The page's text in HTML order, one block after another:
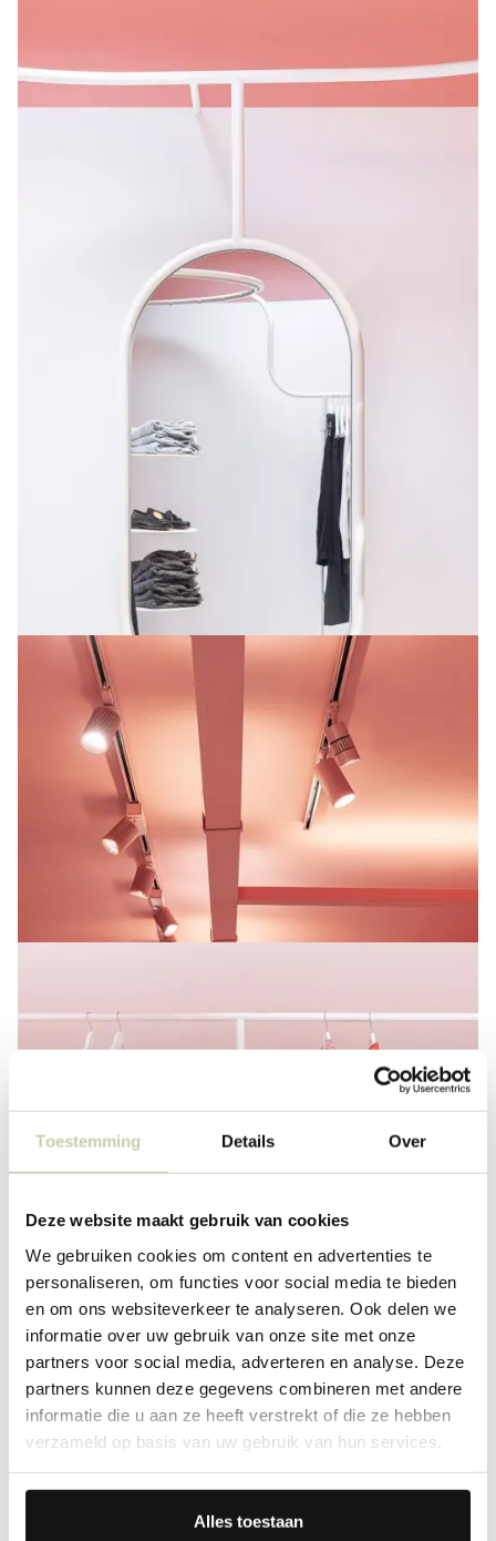
Toestemming Details Over
Deze website maakt gebruik van cookies
We gebruiken cookies om content en advertenties te
personaliseren, om functies voor social media te bieden
en om ons websiteverkeer te analyseren. Ook delen we
informatie over uw gebruik van onze site met onze
partners voor social media, adverteren en analyse. Deze
partners kunnen deze gegevens combineren met andere
informatie die u aan ze heeft verstrekt of die ze hebben
verzameld op basis van uw gebruik van hun services.
Alles toestaan